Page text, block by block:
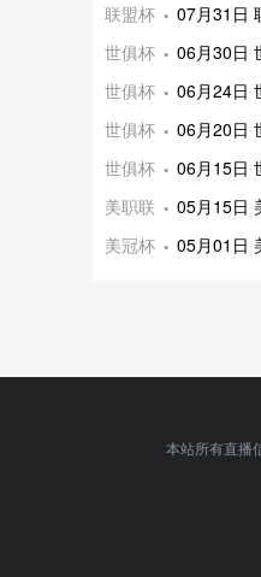
联盟杯
07月31日
世俱杯
06月30日
世俱杯
06月24日
世俱杯
06月20日
世俱杯
06月15日
美职联
05月15日
美冠杯
05月01日
本站所有直播